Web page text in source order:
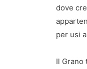
dove
per usi
Il Grano